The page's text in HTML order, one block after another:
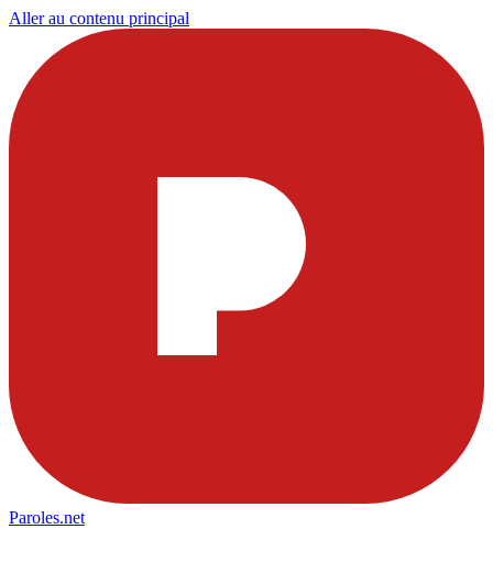
Aller au contenu principal
Paroles.net